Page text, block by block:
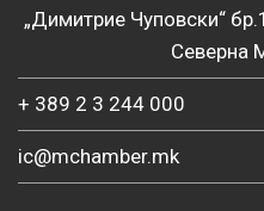
„Димитрие Чуповски“
Северна
+ 389 2 3 244 000
ic@mchamber.mk